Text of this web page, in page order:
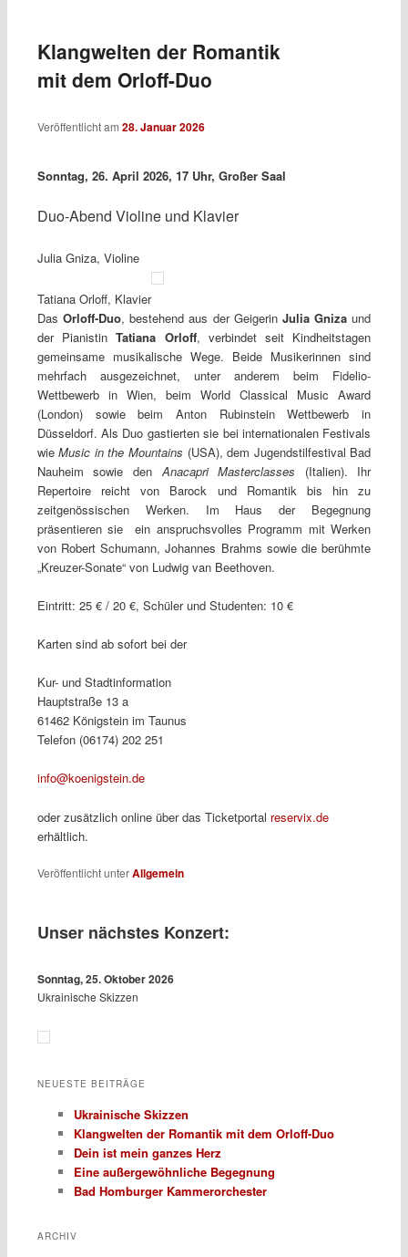
Klangwelten der Romantik
mit dem Orloff-Duo
Veröffentlicht am 28. Januar 2026
Sonntag, 26. April 2026, 17 Uhr, Großer Saal
Duo-Abend Violine und Klavier
Julia Gniza, Violine
Tatiana Orloff, Klavier
Das Orloff-Duo, bestehend aus der Geigerin Julia Gniza und
der PianistinTatiana Orloff, verbindet seit Kindheitstagen
gemeinsame musikalische Wege. Beide Musikerinnen sind
mehrfach ausgezeichnet, unter anderem beim Fidelio-
Wettbewerb in Wien, beim World Classical Music Award
(London) sowie beim Anton Rubinstein Wettbewerb in
Düsseldorf. Als Duo gastierten sie bei internationalen Festivals
wieMusic in the Mountains (USA), dem Jugendstilfestival Bad
Nauheim sowie denAnacapri Masterclasses (Italien). Ihr
Repertoire reicht von Barock und Romantik bis hin zu
zeitgenössischen Werken. Im Haus der Begegnung
präsentieren sie ein anspruchsvolles Programm mit Werken
von Robert Schumann, Johannes Brahms sowie die berühmte
„Kreuzer-Sonate“ von Ludwig van Beethoven.
Eintritt: 25 € / 20 €, Schüler und Studenten: 10 €
Karten sind ab sofort bei der
Kur- und Stadtinformation
Hauptstraße 13 a
61462 Königstein im Taunus
Telefon (06174) 202 251
info@koenigstein.de
oder zusätzlich online über das Ticketportal reservix.de
erhältlich.
Veröffentlicht unterAllgemein
Unser nächstes Konzert:
Sonntag, 25. Oktober 2026
Ukrainische Skizzen
NEUESTE BEITRÄGE
Ukrainische Skizzen
Klangwelten der Romantik mit dem Orloff-Duo
Dein ist mein ganzes Herz
Eine außergewöhnliche Begegnung
Bad Homburger Kammerorchester
ARCHIV